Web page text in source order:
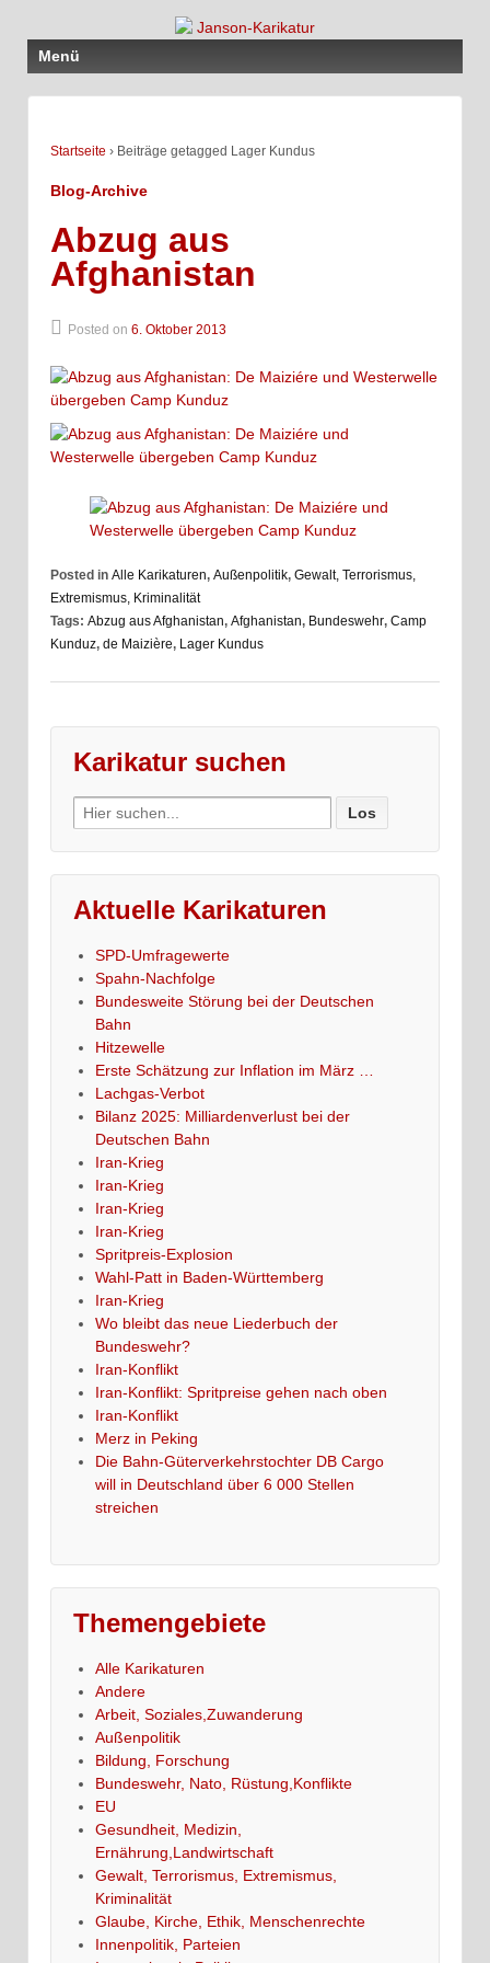
Menü
Startseite › Beiträge getagged Lager Kundus
Blog-Archive
Abzug aus
Afghanistan
Posted on 6. Oktober 2013
Posted in Alle Karikaturen, Außenpolitik, Gewalt, Terrorismus,
Extremismus, Kriminalität
Tags: Abzug aus Afghanistan, Afghanistan, Bundeswehr, Camp
Kunduz, de Maizière, Lager Kundus
Karikatur suchen
Search
for:
Aktuelle Karikaturen
SPD-Umfragewerte
Spahn-Nachfolge
Bundesweite Störung bei der Deutschen
Bahn
Hitzewelle
Erste Schätzung zur Inflation im März …
Lachgas-Verbot
Bilanz 2025: Milliardenverlust bei der
Deutschen Bahn
Iran-Krieg
Iran-Krieg
Iran-Krieg
Iran-Krieg
Spritpreis-Explosion
Wahl-Patt in Baden-Württemberg
Iran-Krieg
Wo bleibt das neue Liederbuch der
Bundeswehr?
Iran-Konflikt
Iran-Konflikt: Spritpreise gehen nach oben
Iran-Konflikt
Merz in Peking
Die Bahn-Güterverkehrstochter DB Cargo
will in Deutschland über 6 000 Stellen
streichen
Themengebiete
Alle Karikaturen
Andere
Arbeit, Soziales,Zuwanderung
Außenpolitik
Bildung, Forschung
Bundeswehr, Nato, Rüstung,Konflikte
EU
Gesundheit, Medizin,
Ernährung,Landwirtschaft
Gewalt, Terrorismus, Extremismus,
Kriminalität
Glaube, Kirche, Ethik, Menschenrechte
Innenpolitik, Parteien